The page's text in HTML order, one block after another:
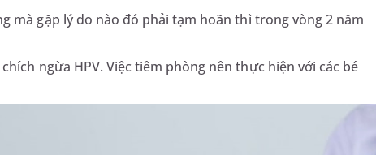
mà gặp lý do nào đó phải tạm hoãn thì trong vòng 2 năm
ngừa HPV. Việc tiêm phòng nên thực hiện với các bé